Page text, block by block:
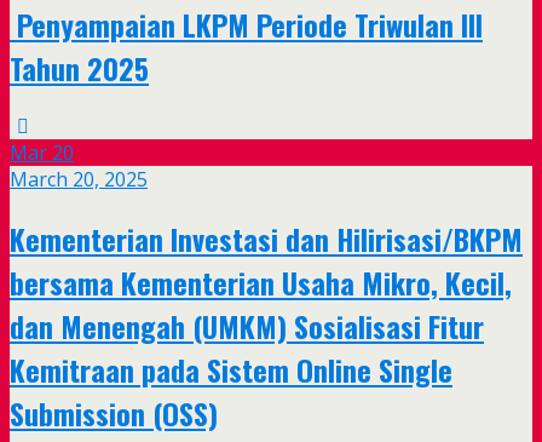
Penyampaian LKPM Periode Triwulan III
Tahun 2025
Mar 20
March 20, 2025
Kementerian Investasi dan Hilirisasi/BKPM
bersama Kementerian Usaha Mikro, Kecil,
dan Menengah (UMKM) Sosialisasi Fitur
Kemitraan pada Sistem Online Single
Submission (OSS)